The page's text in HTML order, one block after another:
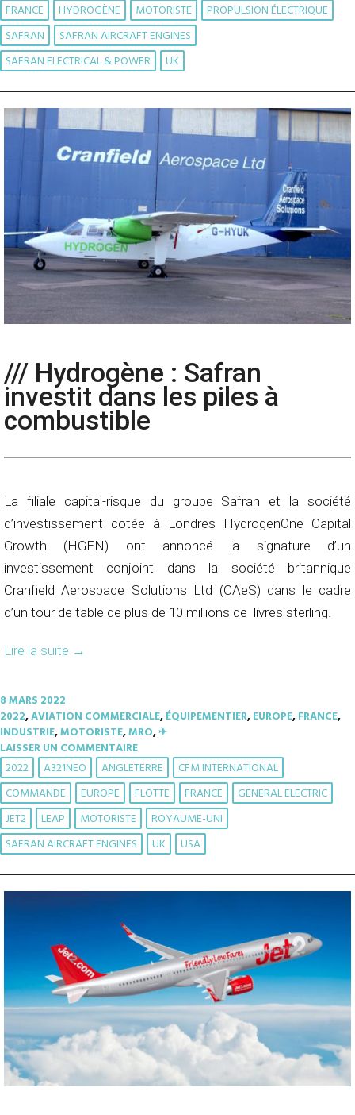
FRANCE
HYDROGÈNE MOTORISTE
PROPULSION ÉLECTRIQUE
SAFRAN
SAFRAN AIRCRAFT ENGINES
SAFRAN ELECTRICAL & POWER
UK
/// Hydrogène : Safran
investit dans les piles à
combustible
La filiale capital-risque du groupe Safran et la société
d’investissement cotée à Londres HydrogenOne Capital
Growth (HGEN) ont annoncé la signature d’un
investissement conjoint dans la société britannique
Cranfield Aerospace Solutions Ltd (CAeS) dans le cadre
d’un tour de table de plus de 10 millions de livres sterling.
Lire la suite →
8 MARS 2022
2022,AVIATION COMMERCIALE,ÉQUIPEMENTIER,EUROPE,FRANCE,
INDUSTRIE,MOTORISTE,MRO,✈︎
LAISSER UN COMMENTAIRE
2022 A321NEO ANGLETERRE
CFM INTERNATIONAL
COMMANDE
EUROPE FLOTTE FRANCE
GENERAL ELECTRIC
JET2
LEAP MOTORISTE
ROYAUME-UNI
SAFRAN AIRCRAFT ENGINES
UK USA